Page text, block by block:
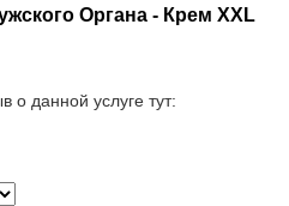
Органа - Крем XXL
о данной услуге тут: